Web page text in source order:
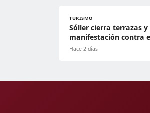
TURISMO
Sóller cierra terrazas
manifestación contra
Hace 2 días